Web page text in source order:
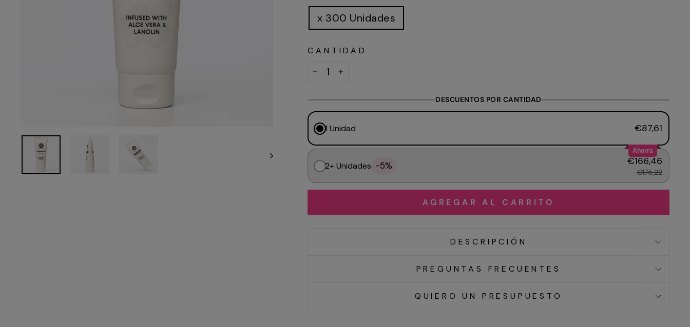
x 300 Unidades
CANTIDAD
DESCUENTOS POR CANTIDAD
1 Unidad €87,61
Ahorra
2+ Unidades -5% €166,46
€175,22
AGREGAR AL CARRITO
DESCRIPCIÓN
PREGUNTAS FRECUENTES
QUIERO UN PRESUPUESTO